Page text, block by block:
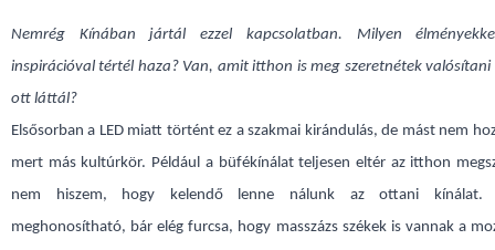
Nemrég Kínában jártál ezzel kapcsolatban. Milyen
inspirációval tértél haza? Van, amit itthon is meg szeretnétek
ott láttál?
Elsősorban a LED miatt történt ez a szakmai kirándulás, de mást nem
mert más kultúrkör. Például a büfékínálat teljesen eltér az itthon
nem hiszem, hogy kelendő lenne nálunk az ottani kínálat.
meghonosítható, bár elég furcsa, hogy masszázs székek is vannak a